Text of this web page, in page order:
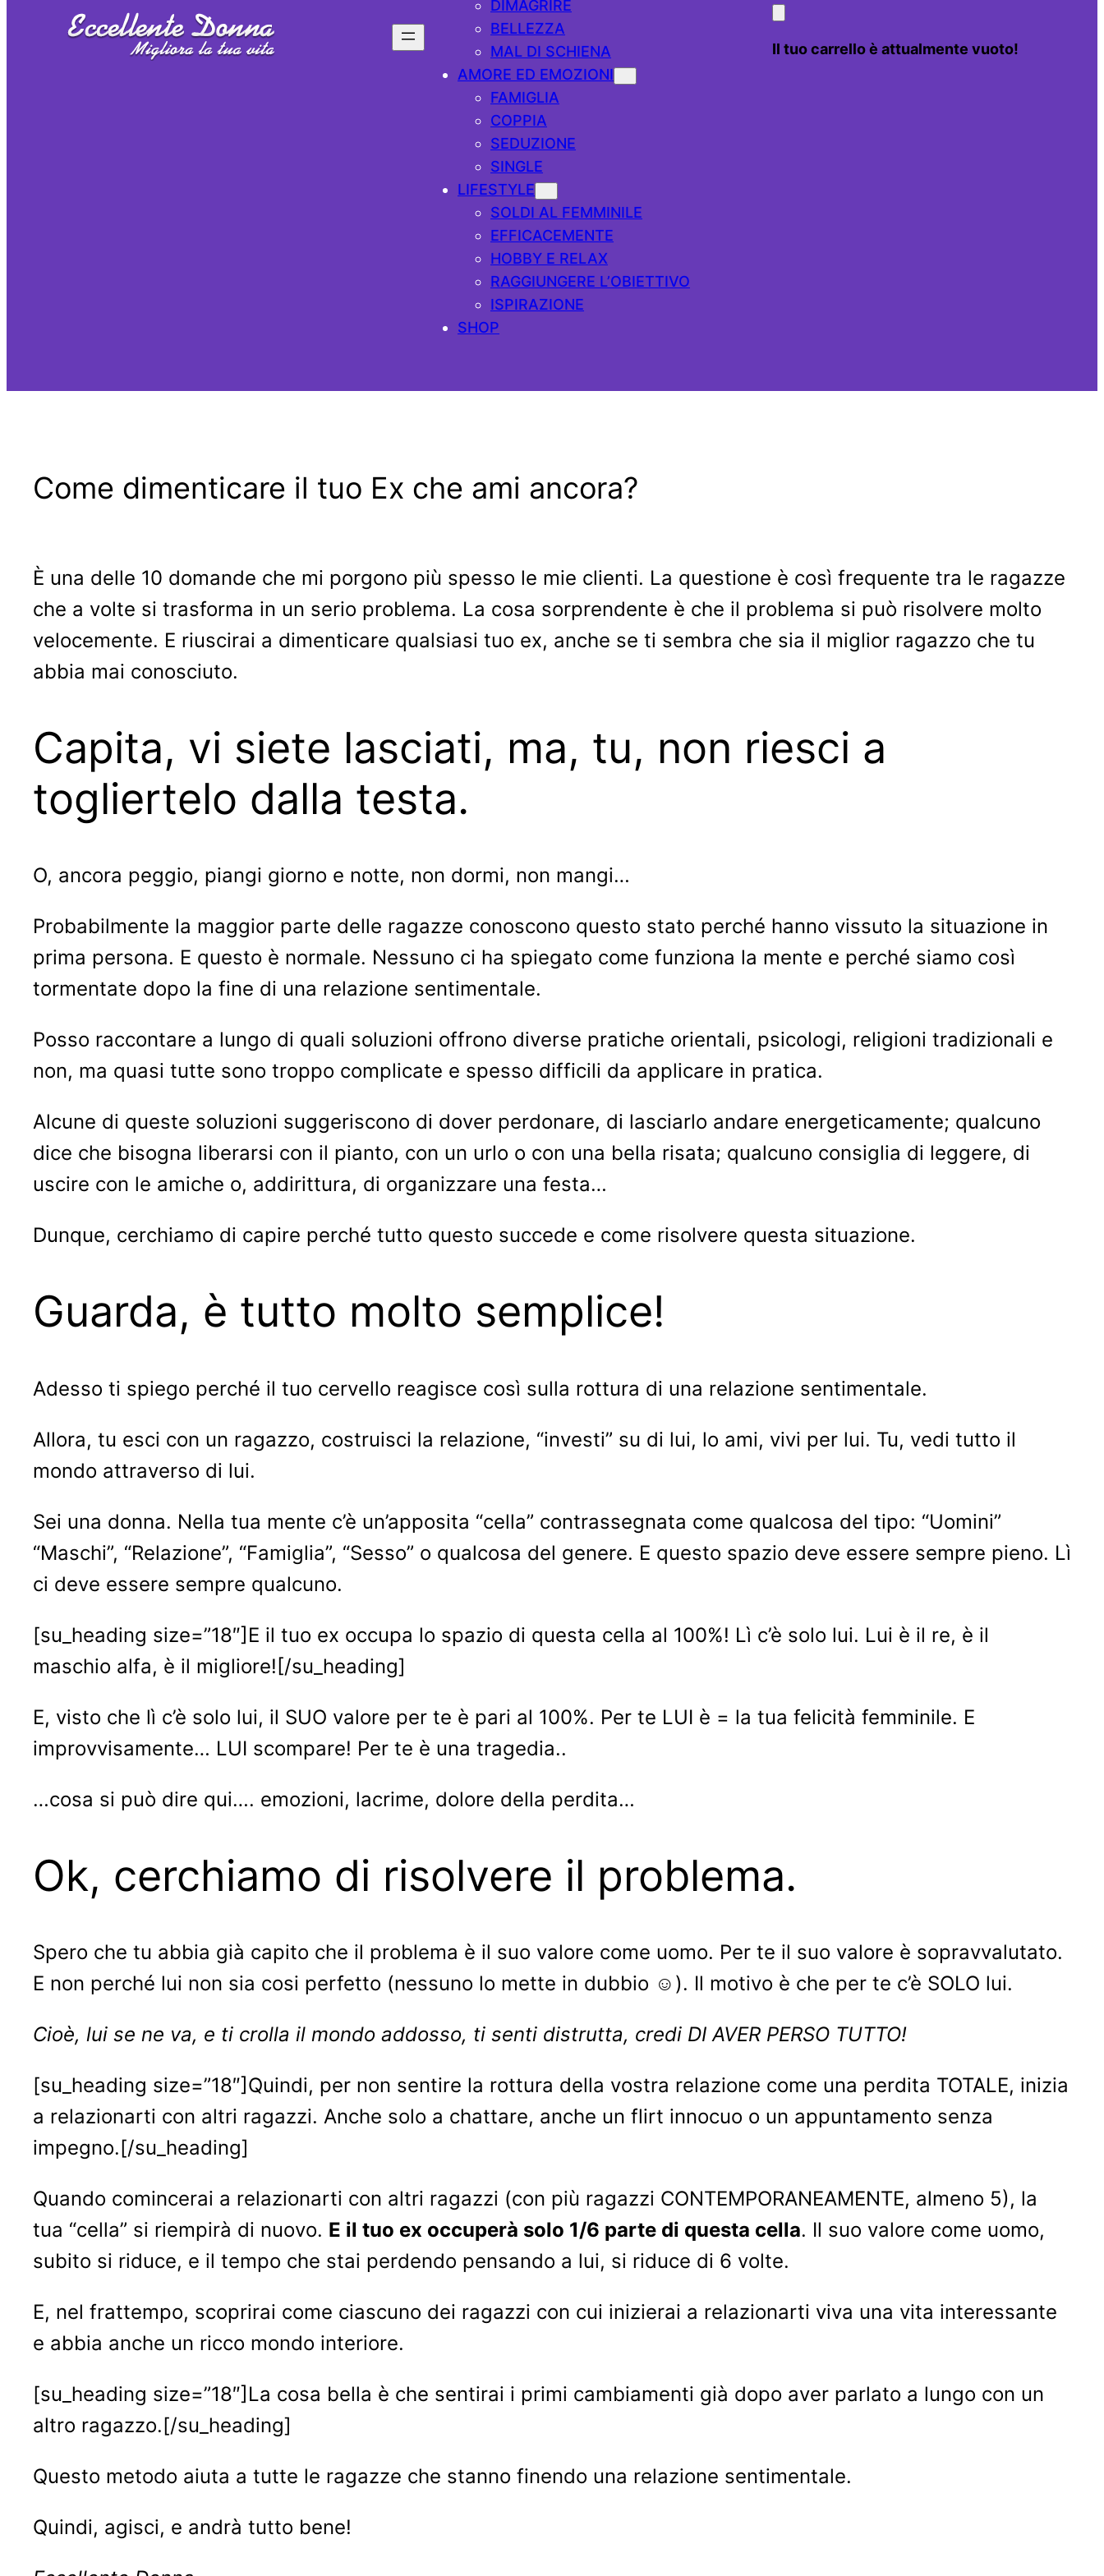
DIMAGRIRE
BELLEZZA
MAL DI SCHIENA
AMORE ED EMOZIONI
FAMIGLIA
COPPIA
SEDUZIONE
SINGLE
LIFESTYLE
SOLDI AL FEMMINILE
EFFICACEMENTE
HOBBY E RELAX
RAGGIUNGERE L’OBIETTIVO
ISPIRAZIONE
SHOP
Il tuo carrello è attualmente vuoto!
Come dimenticare il tuo Ex che ami ancora?
È una delle 10 domande che mi porgono più spesso le mie clienti. La questione è così frequente tra le ragazze
che a volte si trasforma in un serio problema. La cosa sorprendente è che il problema si può risolvere molto
velocemente. E riuscirai a dimenticare qualsiasi tuo ex, anche se ti sembra che sia il miglior ragazzo che tu
abbia mai conosciuto.
Capita, vi siete lasciati, ma, tu, non riesci a
togliertelo dalla testa.
O, ancora peggio, piangi giorno e notte, non dormi, non mangi…
Probabilmente la maggior parte delle ragazze conoscono questo stato perché hanno vissuto la situazione in
prima persona. E questo è normale. Nessuno ci ha spiegato come funziona la mente e perché siamo così
tormentate dopo la fine di una relazione sentimentale.
Posso raccontare a lungo di quali soluzioni offrono diverse pratiche orientali, psicologi, religioni tradizionali e
non, ma quasi tutte sono troppo complicate e spesso difficili da applicare in pratica.
Alcune di queste soluzioni suggeriscono di dover perdonare, di lasciarlo andare energeticamente; qualcuno
dice che bisogna liberarsi con il pianto, con un urlo o con una bella risata; qualcuno consiglia di leggere, di
uscire con le amiche o, addirittura, di organizzare una festa…
Dunque, cerchiamo di capire perché tutto questo succede e come risolvere questa situazione.
Guarda, è tutto molto semplice!
Adesso ti spiego perché il tuo cervello reagisce così sulla rottura di una relazione sentimentale.
Allora, tu esci con un ragazzo, costruisci la relazione, “investi” su di lui, lo ami, vivi per lui. Tu, vedi tutto il
mondo attraverso di lui.
Sei una donna. Nella tua mente c’è un’apposita “cella” contrassegnata come qualcosa del tipo: “Uomini”
“Maschi”, “Relazione”, “Famiglia”, “Sesso” o qualcosa del genere. E questo spazio deve essere sempre pieno. Lì
ci deve essere sempre qualcuno.
[su_heading size=”18″]E il tuo ex occupa lo spazio di questa cella al 100%! Lì c’è solo lui. Lui è il re, è il
maschio alfa, è il migliore![/su_heading]
E, visto che lì c’è solo lui, il SUO valore per te è pari al 100%. Per te LUI è = la tua felicità femminile. E
improvvisamente… LUI scompare! Per te è una tragedia..
…cosa si può dire qui…. emozioni, lacrime, dolore della perdita…
Ok, cerchiamo di risolvere il problema.
Spero che tu abbia già capito che il problema è il suo valore come uomo. Per te il suo valore è sopravvalutato.
E non perché lui non sia cosi perfetto (nessuno lo mette in dubbio ☺ ️). Il motivo è che per te c’è SOLO lui.
Cioè, lui se ne va, e ti crolla il mondo addosso, ti senti distrutta, credi DI AVER PERSO TUTTO!
[su_heading size=”18″]Quindi, per non sentire la rottura della vostra relazione come una perdita TOTALE, inizia
a relazionarti con altri ragazzi. Anche solo a chattare, anche un flirt innocuo o un appuntamento senza
impegno.[/su_heading]
Quando comincerai a relazionarti con altri ragazzi (con più ragazzi CONTEMPORANEAMENTE, almeno 5), la
tua “cella” si riempirà di nuovo. E il tuo ex occuperà solo 1/6 parte di questa cella. Il suo valore come uomo,
subito si riduce, e il tempo che stai perdendo pensando a lui, si riduce di 6 volte.
E, nel frattempo, scoprirai come ciascuno dei ragazzi con cui inizierai a relazionarti viva una vita interessante
e abbia anche un ricco mondo interiore.
[su_heading size=”18″]La cosa bella è che sentirai i primi cambiamenti già dopo aver parlato a lungo con un
altro ragazzo.[/su_heading]
Questo metodo aiuta a tutte le ragazze che stanno finendo una relazione sentimentale.
Quindi, agisci, e andrà tutto bene!